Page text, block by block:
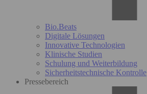
Bio.Beats
Digitale Lösungen
Innovative Technologien
Klinische Studien
Schulung und Weiterbildung
Sicherheitstechnische Kontrolle
Pressebereich